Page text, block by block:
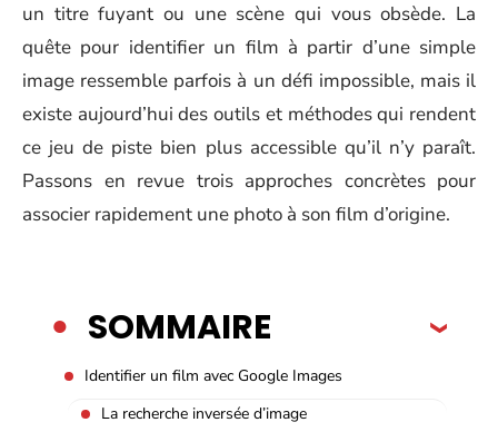
un titre fuyant ou une scène qui vous obsède. La
quête pour identifier un film à partir d’une simple
image ressemble parfois à un défi impossible, mais il
existe aujourd’hui des outils et méthodes qui rendent
ce jeu de piste bien plus accessible qu’il n’y paraît.
Passons en revue trois approches concrètes pour
associer rapidement une photo à son film d’origine.
SOMMAIRE
Identifier un film avec Google Images
La recherche inversée d’image